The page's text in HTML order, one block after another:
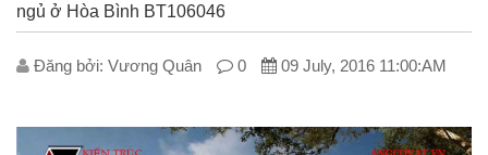
ngủ ở Hòa Bình BT106046
Đăng bởi: V­ương Quân 0 09 July, 2016 11:00:AM